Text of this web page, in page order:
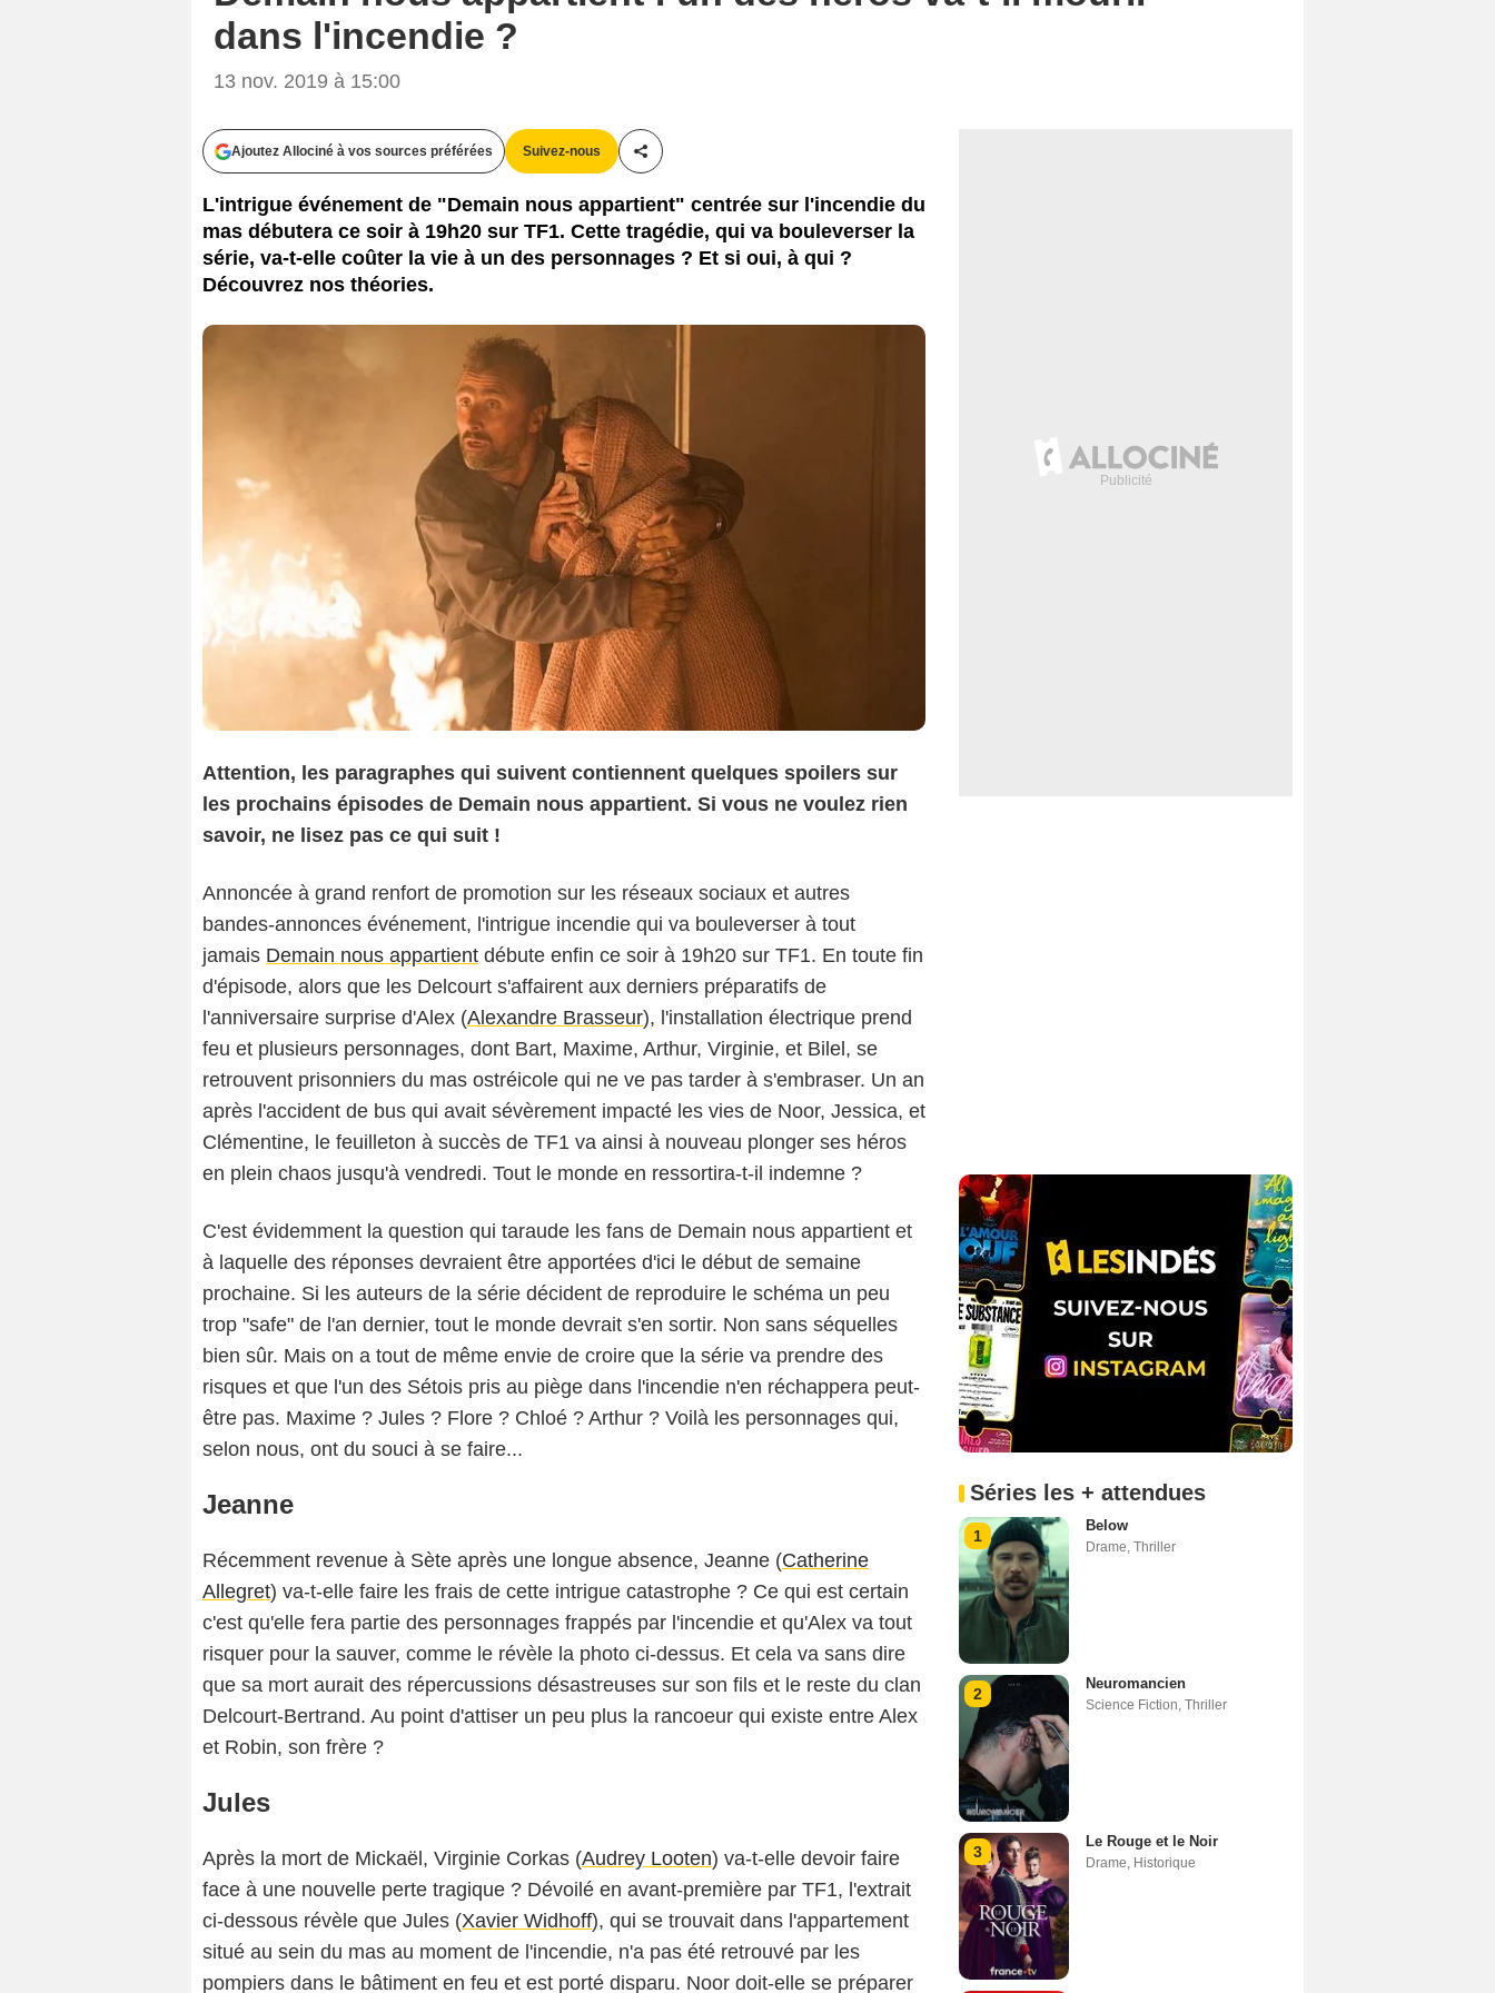
dans l'incendie ?
13 nov. 2019 à 15:00
Ajoutez Allociné à vos sources préférées Suivez-nous
Partager cet article
L'intrigue événement de "Demain nous appartient" centrée sur l'incendie du
mas débutera ce soir à 19h20 sur TF1. Cette tragédie, qui va bouleverser la
série, va-t-elle coûter la vie à un des personnages ? Et si oui, à qui ?
Découvrez nos théories.
Attention, les paragraphes qui suivent contiennent quelques spoilers sur
les prochains épisodes de Demain nous appartient. Si vous ne voulez rien
savoir, ne lisez pas ce qui suit !
Annoncée à grand renfort de promotion sur les réseaux sociaux et autres
bandes-annonces événement, l'intrigue incendie qui va bouleverser à tout
jamais Demain nous appartient débute enfin ce soir à 19h20 sur TF1. En toute fin
d'épisode, alors que les Delcourt s'affairent aux derniers préparatifs de
l'anniversaire surprise d'Alex (Alexandre Brasseur), l'installation électrique prend
feu et plusieurs personnages, dont Bart, Maxime, Arthur, Virginie, et Bilel, se
retrouvent prisonniers du mas ostréicole qui ne ve pas tarder à s'embraser. Un an
après l'accident de bus qui avait sévèrement impacté les vies de Noor, Jessica, et
Clémentine, le feuilleton à succès de TF1 va ainsi à nouveau plonger ses héros
en plein chaos jusqu'à vendredi. Tout le monde en ressortira-t-il indemne ?
C'est évidemment la question qui taraude les fans de Demain nous appartient et
à laquelle des réponses devraient être apportées d'ici le début de semaine
prochaine. Si les auteurs de la série décident de reproduire le schéma un peu
trop "safe" de l'an dernier, tout le monde devrait s'en sortir. Non sans séquelles
bien sûr. Mais on a tout de même envie de croire que la série va prendre des
risques et que l'un des Sétois pris au piège dans l'incendie n'en réchappera peut-
être pas. Maxime ? Jules ? Flore ? Chloé ? Arthur ? Voilà les personnages qui,
selon nous, ont du souci à se faire...
Jeanne
Récemment revenue à Sète après une longue absence, Jeanne (Catherine
Allegret) va-t-elle faire les frais de cette intrigue catastrophe ? Ce qui est certain
c'est qu'elle fera partie des personnages frappés par l'incendie et qu'Alex va tout
risquer pour la sauver, comme le révèle la photo ci-dessus. Et cela va sans dire
que sa mort aurait des répercussions désastreuses sur son fils et le reste du clan
Delcourt-Bertrand. Au point d'attiser un peu plus la rancoeur qui existe entre Alex
et Robin, son frère ?
Jules
Après la mort de Mickaël, Virginie Corkas (Audrey Looten) va-t-elle devoir faire
face à une nouvelle perte tragique ? Dévoilé en avant-première par TF1, l'extrait
ci-dessous révèle que Jules (Xavier Widhoff), qui se trouvait dans l'appartement
situé au sein du mas au moment de l'incendie, n'a pas été retrouvé par les
pompiers dans le bâtiment en feu et est porté disparu. Noor doit-elle se préparer
Séries les + attendues
1
Below
Drame Thriller
2
Neuromancien
Science Fiction Thriller
3
Le Rouge et le Noir
Drame Historique